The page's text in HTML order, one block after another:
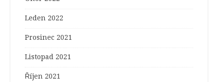
Leden 2022
Prosinec 2021
Listopad 2021
Říjen 2021